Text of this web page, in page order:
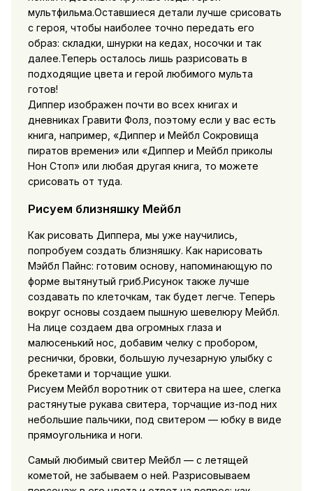
мультфильма.Оставшиеся детали лучше срисовать
с героя, чтобы наиболее точно передать его
образ: складки, шнурки на кедах, носочки и так
далее.Теперь осталось лишь разрисовать в
подходящие цвета и герой любимого мульта
готов!
Диппер изображен почти во всех книгах и
дневниках Гравити Фолз, поэтому если у вас есть
книга, например, «Диппер и Мейбл Сокровища
пиратов времени» или «Диппер и Мейбл приколы
Нон Стоп» или любая другая книга, то можете
срисовать от туда.
Рисуем близняшку Мейбл
Как рисовать Диппера, мы уже научились,
попробуем создать близняшку. Как нарисовать
Мэйбл Пайнс: готовим основу, напоминающую по
форме вытянутый гриб.Рисунок также лучше
создавать по клеточкам, так будет легче. Теперь
вокруг основы создаем пышную шевелюру Мейбл.
На лице создаем два огромных глаза и
малюсенький нос, добавим челку с пробором,
реснички, бровки, большую лучезарную улыбку с
брекетами и торчащие ушки.
Рисуем Мейбл воротник от свитера на шее, слегка
растянутые рукава свитера, торчащие из-под них
небольшие пальчики, под свитером — юбку в виде
прямоугольника и ноги.
Самый любимый свитер Мейбл — с летящей
кометой, не забываем о ней. Разрисовываем